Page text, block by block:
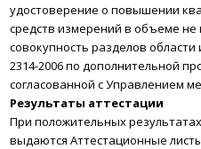
удостоверение о повышении
средств измерений в объеме не
совокупность разделов
2314-2006 по дополнительной
согласованной с Управлением
Результаты аттестации
При положительных
выдаются Аттестационные